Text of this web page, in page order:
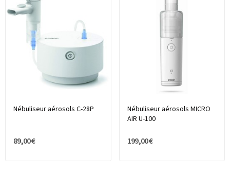
Nébuliseur aérosols C-28P
89,00 €
Nébuliseur aérosols MICRO
AIR U-100
199,00 €